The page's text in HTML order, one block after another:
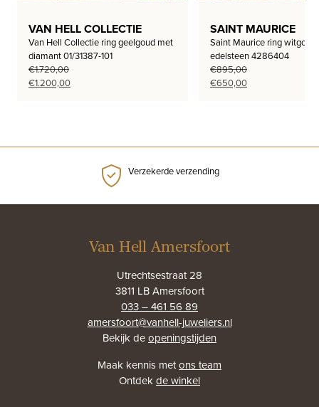
VAN HELL COLLECTIE
Van Hell Collectie ring geelgoud met
diamant 01/31387-101
€1.720,00
Oorspronkelijke
€1.200,00Huidige
SAINT MAURICE
Saint Maurice ring witgoud
edelsteen 4286404
€895,00
Oorspronkelijke
€650,00Huidige
Verzekerde verzending
Van Hell Amersfoort
Utrechtsestraat 28
3811 LB Amersfoort
033 – 461 56 89
amersfoort@vanhell-juweliers.nl
Bekijk deopeningstijden
Maak kennis metons team
Ontdekde winkel